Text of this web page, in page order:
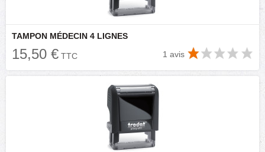
TAMPON MÉDECIN 4 LIGNES
15,50 € TTC 1 avis